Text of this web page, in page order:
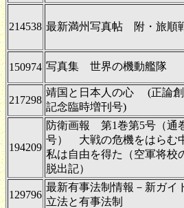
214538 最新満州写真帖 附・旅順
150974 写真集 世界の機動艦隊
217298
靖国と日本人の心 (正論創
記念臨時増刊号)
194209
防衛画報 第1巻第5号（通
号） 大戦の危機をはらむ
私は自由を得た（空軍将校
脱出記）
129796
最新有事法制情報－新ガイ
立法と有事法制